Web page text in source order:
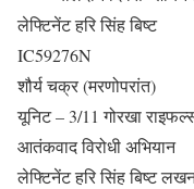
लेफ्टिनेंट हरि सिंह बिष्ट
IC59276N
शौर्य चक्र (मरणोपरांत)
यूनिट – 3/11 गोरखा
आतंकवाद विरोधी अभियान
लेफ्टिनेंट हरि सिंह बिष्ट